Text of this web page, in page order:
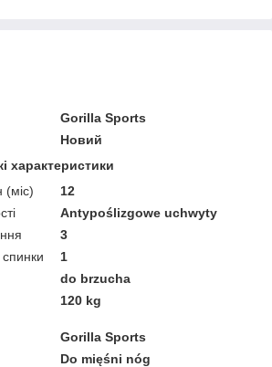
Gorilla Sports
Новий
характеристики
(міс)
12
Antypoślizgowe uchwyty
3
спинки
1
do brzucha
120 kg
Gorilla Sports
Do mięśni nóg